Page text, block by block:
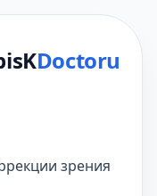
Doctoru
зрения